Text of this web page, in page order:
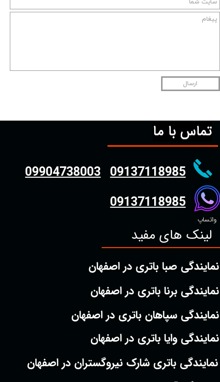
ارسال
تماس با ما
واتساپ
09904738003 09137118985
09137118985
لینک های مفید
نمایندگی صبا باتری در اصفهان
نمایندگی برنا باتری در اصفهان
نمایندگی سپاهان باتری در اصفهان
نمایندگی وایا باتری در اصفهان
نمایندگی باتری شارک نیروگستران در اصفهان